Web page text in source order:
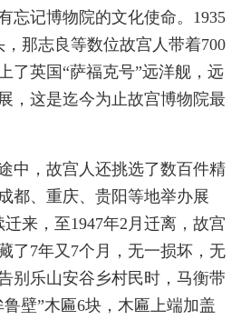
忘记博物院的文化使命。1935
那志良等数位故宫人带着700
了英国“萨福克号”远洋舰，远
，这是迄今为止故宫博物院最
中，故宫人还挑选了数百件精
都、重庆、贵阳等地举办展
来，至1947年2月迁离，故宫
了7年又7个月，无一损坏，无
别乐山安谷乡村民时，马衡带
壁”木匾6块，木匾上端加盖